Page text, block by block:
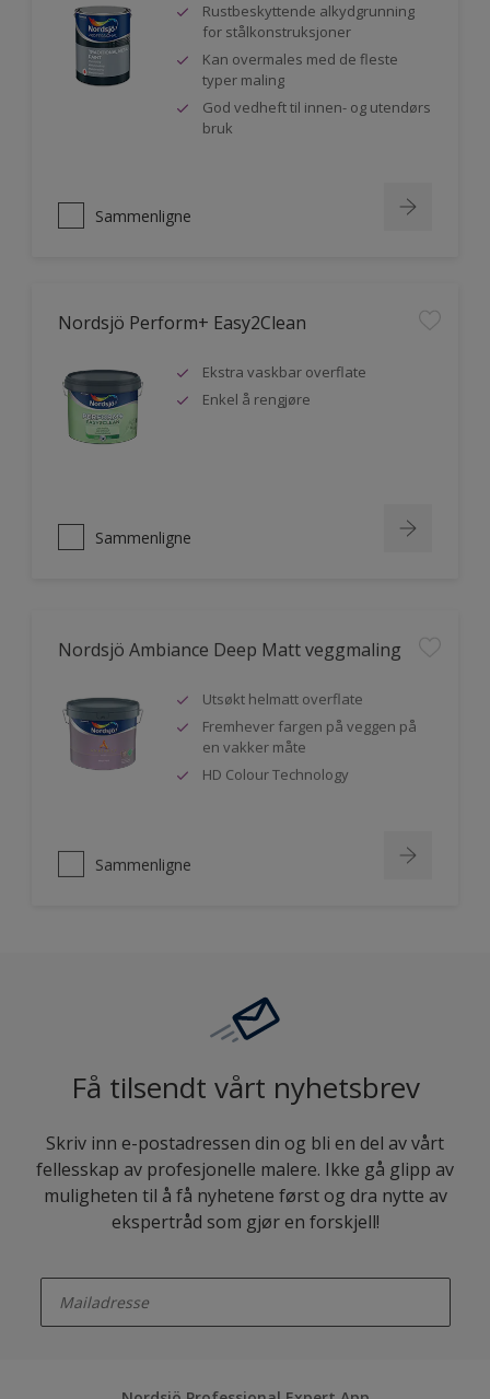
Rustbeskyttende alkydgrunning
for stålkonstruksjoner
Kan overmales med de fleste
typer maling
God vedheft til innen- og utendørs
bruk
Sammenligne
Nordsjö Perform+ Easy2Clean
Ekstra vaskbar overflate
Enkel å rengjøre
Sammenligne
Nordsjö Ambiance Deep Matt veggmaling
Utsøkt helmatt overflate
Fremhever fargen på veggen på
en vakker måte
HD Colour Technology
Sammenligne
Få tilsendt vårt nyhetsbrev
Skriv inn e-postadressen din og bli en del av vårt
fellesskap av profesjonelle malere. Ikke gå glipp av
muligheten til å få nyhetene først og dra nytte av
ekspertråd som gjør en forskjell!